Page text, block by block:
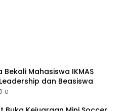
Mahasiswa IKMAS
dan Beasiswa
0